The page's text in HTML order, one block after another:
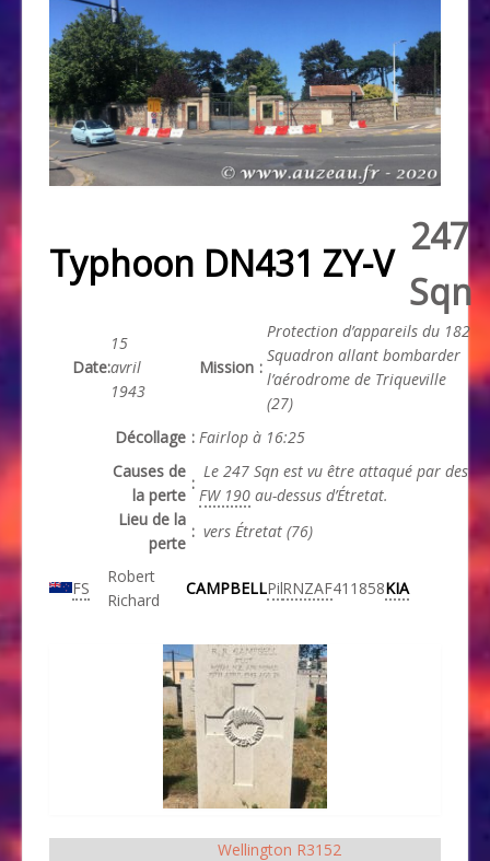
Typhoon DN431 ZY-V
247
Sqn
Date:
15
avril
1943
Mission :
Protection d’appareils du 182
Squadron allant bombarder
l’aérodrome de Triqueville
(27)
Décollage : Fairlop à 16:25
Causes de
la perte
:
Le 247 Sqn est vu être attaqué par des
FW 190 au-dessus d’Étretat.
Lieu de la
perte
: vers Étretat (76)
FS
Robert
Richard
CAMPBELLPilRNZAF411858KIA
Wellington R3152